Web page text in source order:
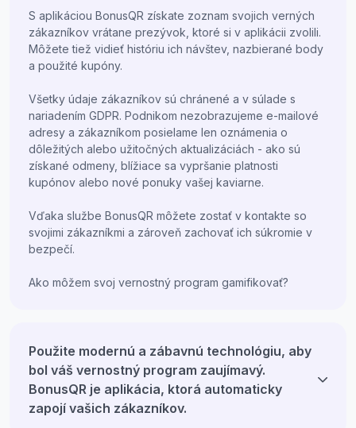
S aplikáciou BonusQR získate zoznam svojich verných
zákazníkov vrátane prezývok, ktoré si v aplikácii zvolili.
Môžete tiež vidieť históriu ich návštev, nazbierané body
a použité kupóny.
Všetky údaje zákazníkov sú chránené a v súlade s
nariadením GDPR. Podnikom nezobrazujeme e-mailové
adresy a zákazníkom posielame len oznámenia o
dôležitých alebo užitočných aktualizáciách - ako sú
získané odmeny, blížiace sa vypršanie platnosti
kupónov alebo nové ponuky vašej kaviarne.
Vďaka službe BonusQR môžete zostať v kontakte so
svojimi zákazníkmi a zároveň zachovať ich súkromie v
bezpečí.
Ako môžem svoj vernostný program gamifikovať?
Použite modernú a zábavnú technológiu, aby
bol váš vernostný program zaujímavý.
BonusQR je aplikácia, ktorá automaticky
zapojí vašich zákazníkov.